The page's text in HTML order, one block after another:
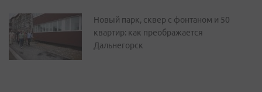
Новый парк, сквер с фонтаном и 50
квартир: как преображается
Дальнегорск